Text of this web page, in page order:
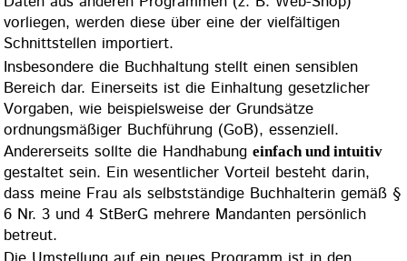
betreut.
Die Umstellung auf ein neues Programm ist in den
meisten Fällen mit einem hohen zeitlichen Aufwand
verbunden. Daher ist es essenziell, dass eine langfristige
Nutzung gewährleistet ist. Auch wenn ein Unternehmen
bereits seit vielen Jahren auf dem Markt etabliert ist,
kann die Verfügbarkeit zukünftiger Updates nicht
garantiert werden. Unser Programm ermöglicht Ihnen
daher die vollständige Konfiguration aller relevanten
Informationen (Steuersätze, Kontenpläne etc.). Auch der
stellt kein Problem dar, da
unsere Software auf allen drei gängigen Plattformen
lauffähig ist. Selbstverständlich bieten wir Ihnen auch
regelmäßig Updates (meist kostenlos) an, um neue
Bestimmungen (z. B. Mehrwertsteuererhöhungen) optimal
zu implementieren.
Sicher einmalig ist unserSorglos-Service. Mit diesem
Diese Website verwendet Cookies. Bitte lesen Sie